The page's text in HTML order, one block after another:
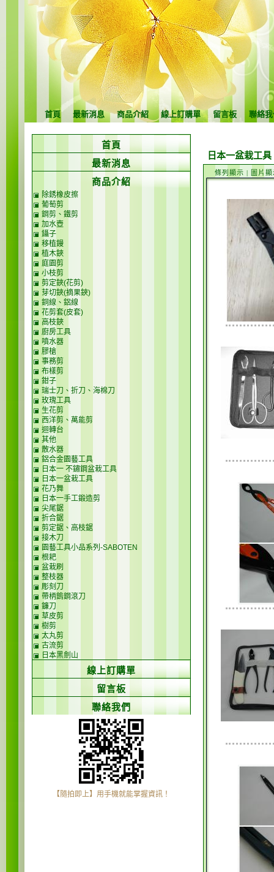
首頁 最新消息 商品介紹 線上訂購單 留言板 聯絡
日本一盆栽工具
條列顯示 | 圖片顯
首頁
最新消息
商品介紹
除銹橡皮擦
葡萄剪
鋼剪、鐵剪
加水壺
鑷子
移植鏝
植木鋏
庭園剪
小枝剪
剪定鋏(花剪)
芽切鋏(摘果鋏)
銅線、鋁線
花剪套(皮套)
高枝鋏
廚房工具
噴水器
膠槍
事務剪
布樣剪
鉗子
瑞士刀、折刀、海棉刀
玫瑰工具
生花剪
西洋剪、萬能剪
迴轉台
其他
散水器
鋁合金園藝工具
日本一 不鏽鋼盆栽工具
日本一盆栽工具
花乃舞
日本一手工鍛造剪
尖尾鋸
折合鋸
剪定鋸、高枝鋸
接木刀
園藝工具小品系列-SABOTEN
根耙
盆栽刷
整枝器
彫刻刀
帶柄鎢鋼滾刀
鐮刀
草皮剪
樹剪
太丸剪
古流剪
日本黑劍山
線上訂購單
留言板
聯絡我們
【隨拍即上】用手機就能掌握資訊！